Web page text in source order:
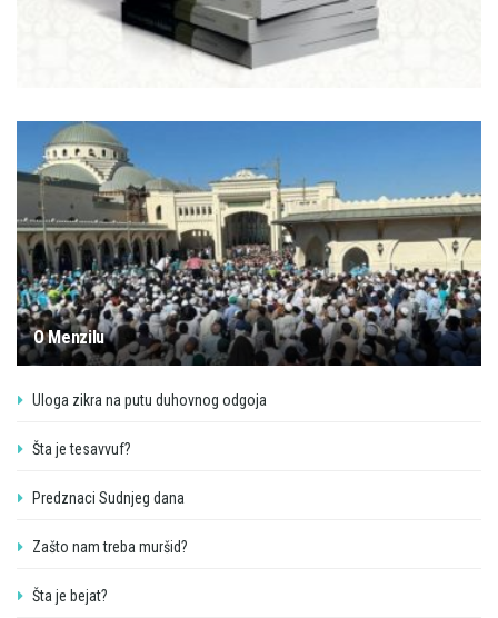
O Menzilu
Uloga zikra na putu duhovnog odgoja
Šta je tesavvuf?
Predznaci Sudnjeg dana
Zašto nam treba muršid?
Šta je bejat?